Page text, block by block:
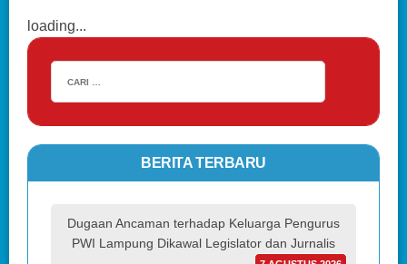
loading...
BERITA TERBARU
Dugaan Ancaman terhadap Keluarga Pengurus
PWI Lampung Dikawal Legislator dan Jurnalis